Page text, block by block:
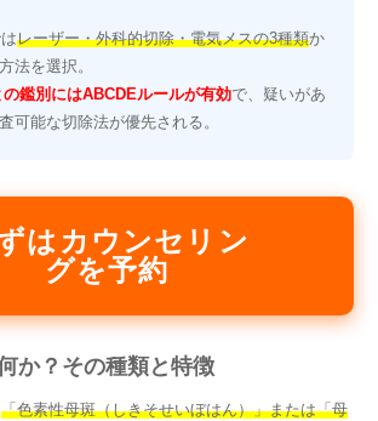
レーザー・外科的切除・電気メスの3種類か
法を選択。
鑑別にはABCDEルールが有効で、疑いがあ
可能な切除法が優先される。
はカウンセリン
グを予約
か？その種類と特徴
「色素性母斑（しきそせいぼはん）」または「母